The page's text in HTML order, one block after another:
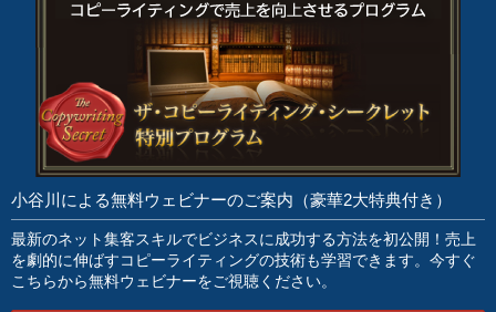
小谷川による無料ウェビナーのご案内（豪華2大特典付き）
最新のネット集客スキルでビジネスに成功する方法を初公開！売上
を劇的に伸ばすコピーライティングの技術も学習できます。今すぐ
こちらから無料ウェビナーをご視聴ください。